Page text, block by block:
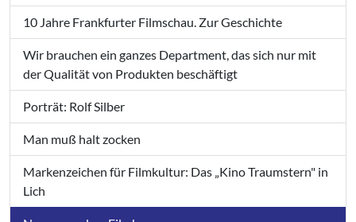
10 Jahre Frankfurter Filmschau. Zur Geschichte
Wir brauchen ein ganzes Department, das sich nur mit
der Qualität von Produkten beschäftigt
Porträt: Rolf Silber
Man muß halt zocken
Markenzeichen für Filmkultur: Das „Kino Traumstern" in
Lich